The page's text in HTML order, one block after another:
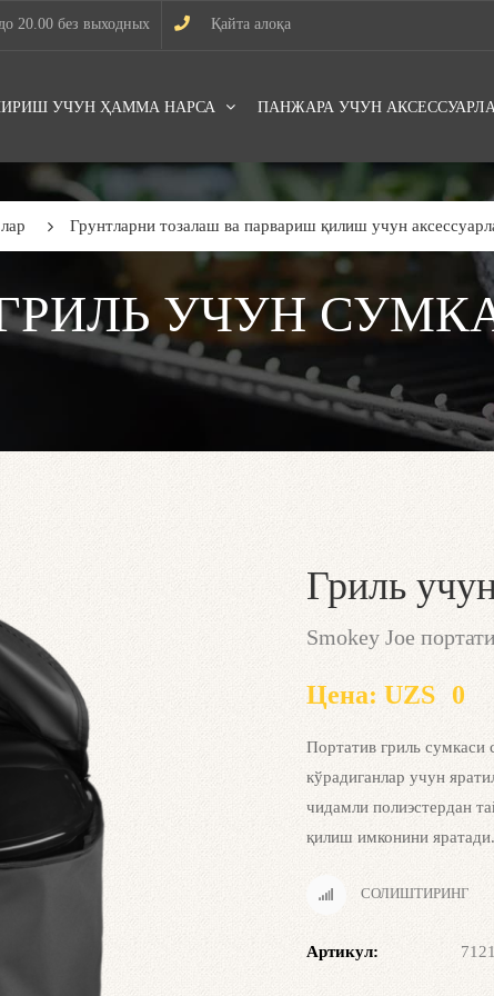
20.00 без выходных Қайта алоқа
УЧУН ҲАММА НАРСА ПАНЖАРА УЧУН
УЧУН
Грунтларни тозалаш ва парвариш қилиш учун
Гриль
Smokey Joe
Цена: UZS 0
Портатив гриль
кўрадиганлар учун
чидамли полиэстердан
қилиш имконини яратади.
СОЛИШТИРИНГ
Артикул: 7121